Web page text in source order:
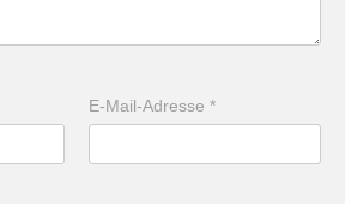
E-Mail-Adresse*